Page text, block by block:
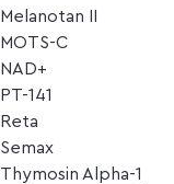
Melanotan II
MOTS-C
NAD+
PT-141
Reta
Semax
Thymosin Alpha-1